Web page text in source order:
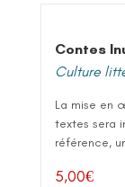
Contes
Culture
La mise en
textes sera
référence,
5,00€